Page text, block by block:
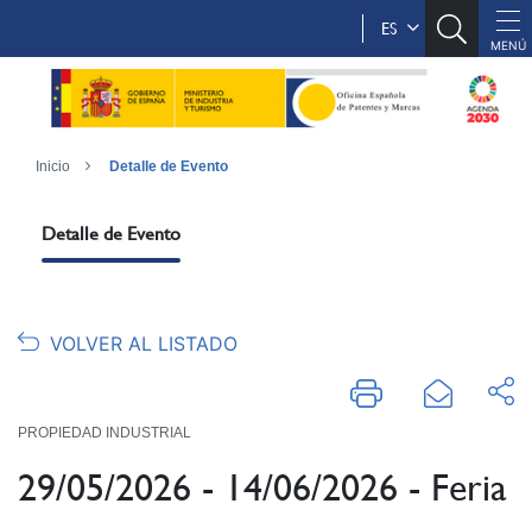
ES
Inicio Detalle de Evento
Detalle de Evento
VOLVER AL LISTADO
PROPIEDAD INDUSTRIAL
29/05/2026 - 14/06/2026 - Feria